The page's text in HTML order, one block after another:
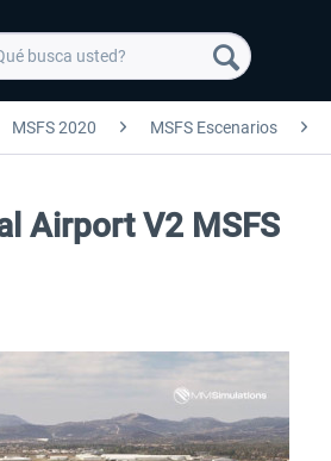
MSFS 2020 MSFS Escenarios
Airport V2 MSFS